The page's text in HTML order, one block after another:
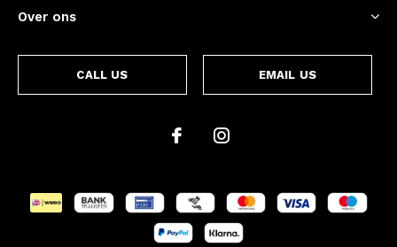
Over ons
CALL US EMAIL US